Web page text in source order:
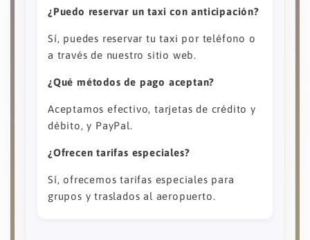
¿Puedo reservar un taxi con anticipación?
Sí, puedes reservar tu taxi por teléfono o
a través de nuestro sitio web.
¿Qué métodos de pago aceptan?
Aceptamos efectivo, tarjetas de crédito y
débito, y PayPal.
¿Ofrecen tarifas especiales?
Sí, ofrecemos tarifas especiales para
grupos y traslados al aeropuerto.